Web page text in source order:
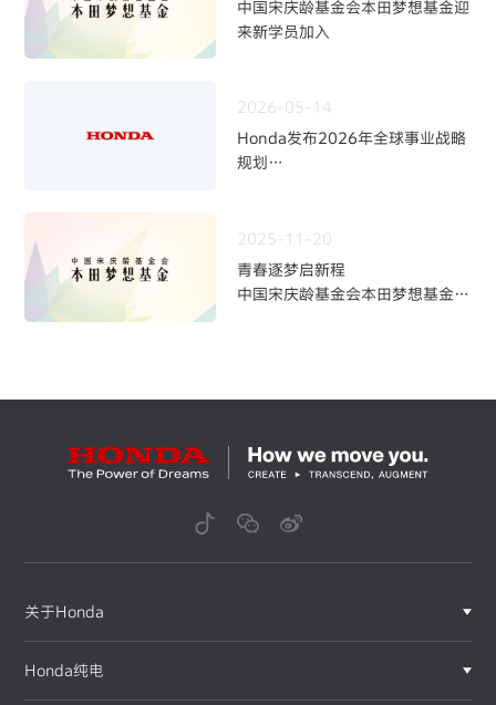
中国宋庆龄基金会本田梦想基金迎
来新学员加入
2026-05-14
Honda发布2026年全球事业战略
规划
2025-11-20
青春逐梦启新程
中国宋庆龄基金会本田梦想基金第
关于Honda
Honda纯电